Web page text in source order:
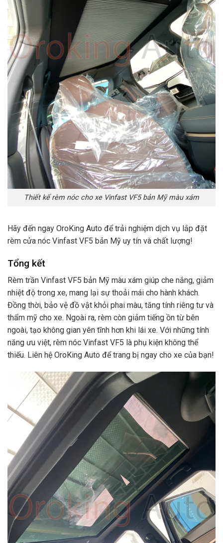
Thiết kế rèm nóc cho xe Vinfast VF5 bản Mỹ màu xám
Hãy đến ngay OroKing Auto để trải nghiệm dịch vụ lắp đặt
rèm cửa nóc Vinfast VF5 bản Mỹ uy tín và chất lượng!
Tổng kết
Rèm trần Vinfast VF5 bản Mỹ màu xám giúp che nắng, giảm
nhiệt độ trong xe, mang lại sự thoải mái cho hành khách.
Đồng thời, bảo vệ đồ vật khỏi phai màu, tăng tính riêng tư và
thẩm mỹ cho xe. Ngoài ra, rèm còn giảm tiếng ồn từ bên
ngoài, tạo không gian yên tĩnh hơn khi lái xe. Với những tính
năng ưu việt, rèm nóc Vinfast VF5 là phụ kiện không thể
thiếu. Liên hệ OroKing Auto để trang bị ngay cho xe của bạn!